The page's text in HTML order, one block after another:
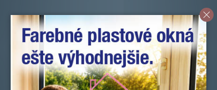
Novinky
Okná a dvere